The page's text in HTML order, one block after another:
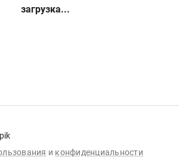
загрузка...
и конфиденциальности